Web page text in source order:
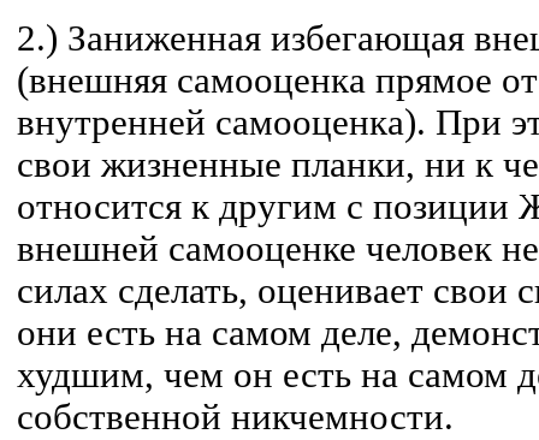
2.) Заниженная избегающая
(внешняя самооценка прямое
внутренней самооценка). При
свои жизненные планки, ни к
относится к другим с
внешней самооценке человек
силах сделать, оценивает
они есть на самом деле,
худшим, чем он есть на самом
собственной никчемности.